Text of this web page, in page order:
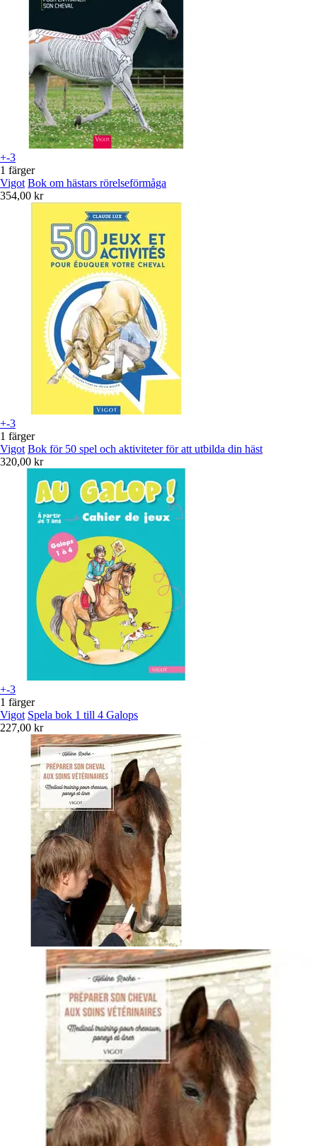
+-3
1 färger
Vigot Bok om hästars rörelseförmåga
354,00 kr
+-3
1 färger
Vigot Bok för 50 spel och aktiviteter för att utbilda din häst
320,00 kr
+-3
1 färger
Vigot Spela bok 1 till 4 Galops
227,00 kr